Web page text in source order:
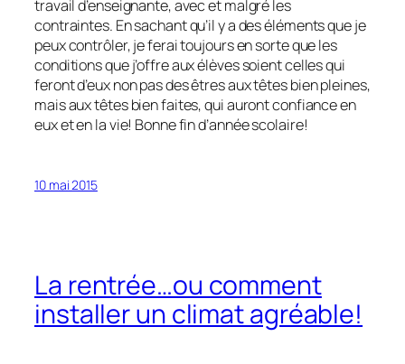
travail d’enseignante, avec et malgré les
contraintes. En sachant qu’il y a des éléments que je
peux contrôler, je ferai toujours en sorte que les
conditions que j’offre aux élèves soient celles qui
feront d’eux non pas des êtres aux têtes bien pleines,
mais aux têtes bien faites, qui auront confiance en
eux et en la vie! Bonne fin d’année scolaire!
10 mai 2015
La rentrée…ou comment
installer un climat agréable!